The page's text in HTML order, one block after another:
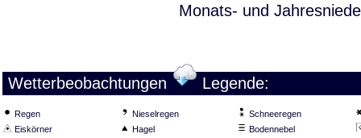
Monats- und
Wetterbeobachtungen Legende:
Regen Nieselregen
Schneeregen
Eiskörner
Hagel
Bodennebel